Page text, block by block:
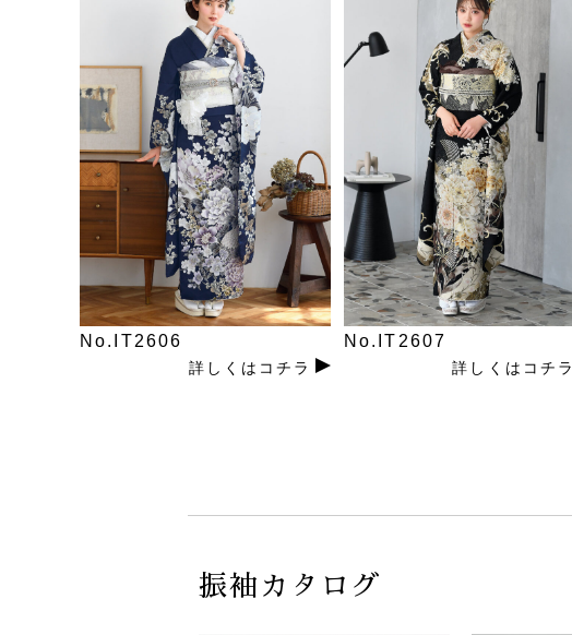
No.IT2606
詳しくはコチラ
No.IT2607
詳しくはコチラ
振袖カタログ